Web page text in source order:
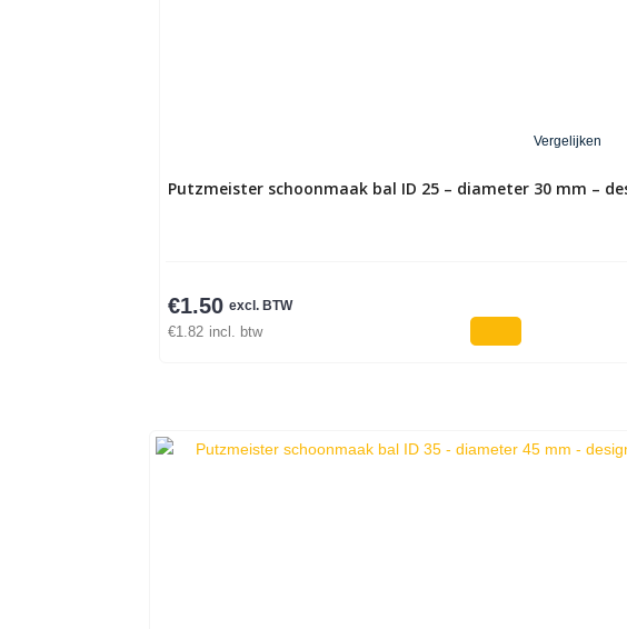
Vergelijken
Putzmeister schoonmaak bal ID 25 – diameter 30 mm –
€1.50 excl. BTW
€1.82 incl. btw